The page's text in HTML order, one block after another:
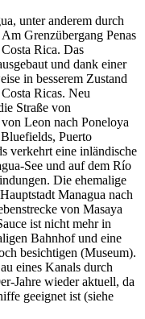
unter anderem durch
Grenzübergang Penas
Rica. Das
und dank einer
in besserem Zustand
Ricas. Neu
Straße von
Leon nach Poneloya
Puerto
verkehrt eine inländische
See und auf dem Río
Die ehemalige
Managua nach
von Masaya
ist nicht mehr in
Bahnhof und eine
besichtigen (Museum).
eines Kanals durch
Jahre wieder aktuell, da
geeignet ist (siehe